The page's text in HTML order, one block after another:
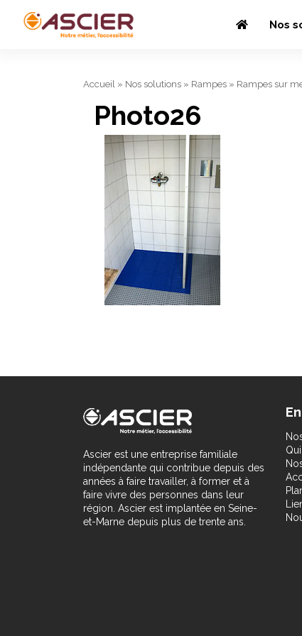
Nos
Accueil » Nos solutions » Rampes » Rampes sur
Photo26
Ascier est une entreprise familiale
indépendante qui contribue depuis des
années à faire travailler, à former et à
faire vivre des personnes dans leur
région. Ascier est implantée en Seine-
et-Marne depuis plus de trente ans.